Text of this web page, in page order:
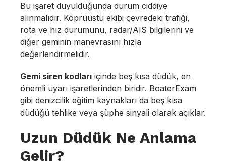
Bu işaret duyulduğunda durum ciddiye
alınmalıdır. Köprüüstü ekibi çevredeki trafiği,
rota ve hız durumunu, radar/AIS bilgilerini ve
diğer geminin manevrasını hızla
değerlendirmelidir.
Gemi siren kodları içinde beş kısa düdük, en
önemli uyarı işaretlerinden biridir. BoaterExam
gibi denizcilik eğitim kaynakları da beş kısa
düdüğü tehlike veya şüphe sinyali olarak açıklar.
Uzun Düdük Ne Anlama
Gelir?